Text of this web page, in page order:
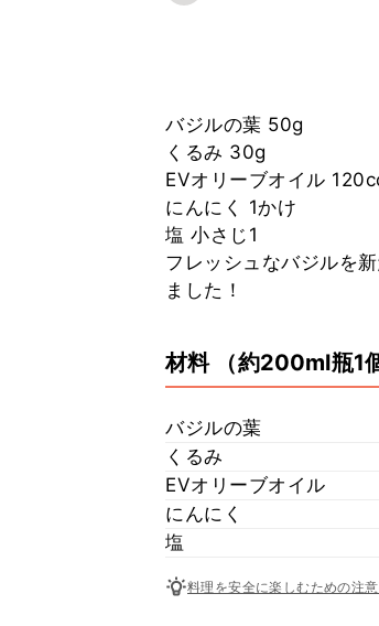
バジルの葉 50g
くるみ 30g
EVオリーブオイル
にんにく 1かけ
塩 小さじ1
フレッシュなバジルを
ました！
材料 （約200ml瓶1
バジルの葉
くるみ
EVオリーブオイル
にんにく
塩
料理を安全に楽しむための注